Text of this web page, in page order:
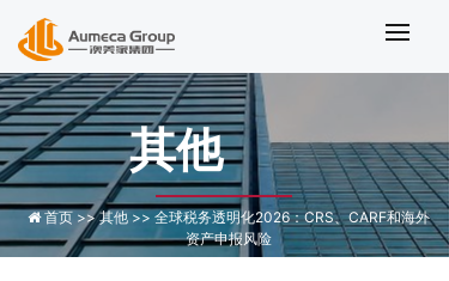
全球税务透明化2026
首页 >>其他 >> 全球税务透明化2026：CRS、CARF和海外
资产申报风险
其他